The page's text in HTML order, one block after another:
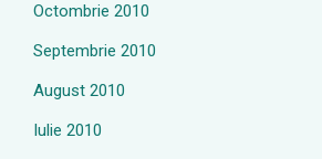
Octombrie 2010
Septembrie 2010
August 2010
Iulie 2010